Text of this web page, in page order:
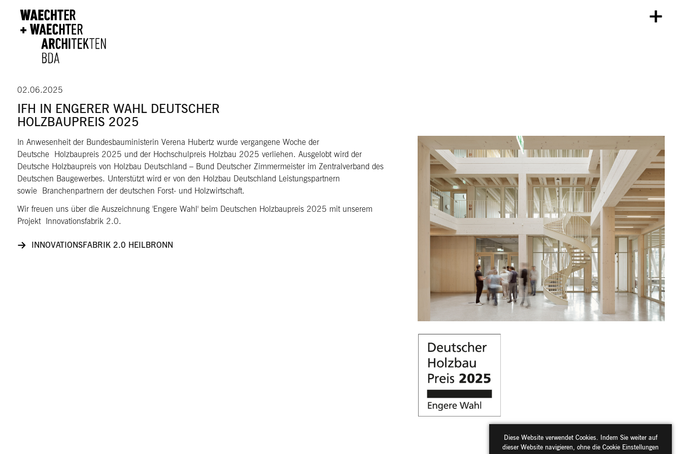
02.06.2025
IFH IN ENGERER WAHL DEUTSCHER
HOLZBAUPREIS 2025
In Anwesenheit der Bundesbauministerin Verena Hubertz wurde vergangene Woche der
Deutsche Holzbaupreis 2025 und der Hochschulpreis Holzbau 2025 verliehen. Ausgelobt wird der
Deutsche Holzbaupreis von Holzbau Deutschland – Bund Deutscher Zimmermeister im Zentralverband des
Deutschen Baugewerbes. Unterstützt wird er von den Holzbau Deutschland Leistungspartnern
sowie Branchenpartnern der deutschen Forst- und Holzwirtschaft.
Wir freuen uns über die Auszeichnung 'Engere Wahl' beim Deutschen Holzbaupreis 2025 mit unserem
Projekt Innovationsfabrik 2.0.
INNOVATIONSFABRIK 2.0 HEILBRONN
Diese Website verwendet Cookies. Indem Sie weiter auf
dieser Website navigieren, ohne die Cookie Einstellungen